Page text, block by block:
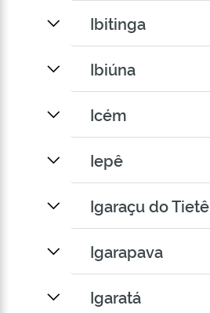
Ibitinga
Ibiúna
Icém
Iepê
Igaraçu do Tietê
Igarapava
Igaratá